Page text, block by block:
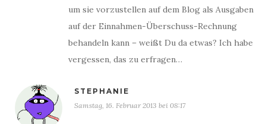
um sie vorzustellen auf dem Blog als Ausgaben
auf der Einnahmen-Überschuss-Rechnung
behandeln kann – weißt Du da etwas? Ich habe
vergessen, das zu erfragen…
STEPHANIE
Samstag, 16. Februar 2013 bei 08:17